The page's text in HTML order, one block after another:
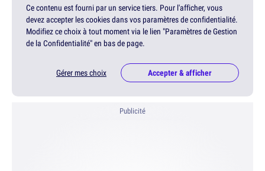
Ce contenu est fourni par un service tiers. Pour l'afficher, vous
devez accepter les cookies dans vos paramètres de confidentialité.
Modifiez ce choix à tout moment via le lien "Paramètres de Gestion
de la Confidentialité" en bas de page.
Gérer mes choix Accepter & afficher
Publicité